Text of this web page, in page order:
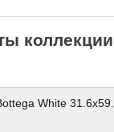
White